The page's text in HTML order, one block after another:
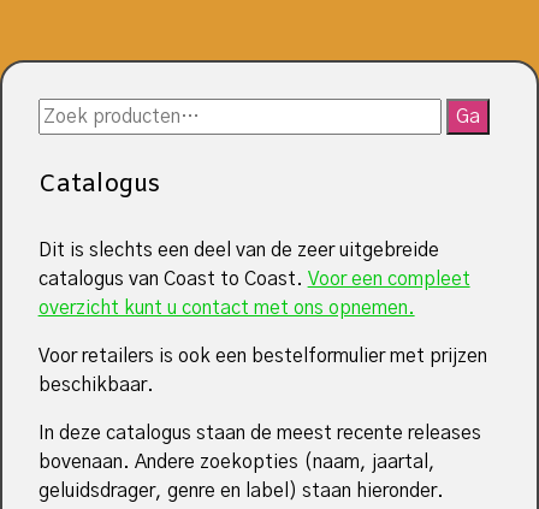
Zoeken
naar:
Ga
Catalogus
Dit is slechts een deel van de zeer uitgebreide
catalogus van Coast to Coast. Voor een compleet
overzicht kunt u contact met ons opnemen.
Voor retailers is ook een bestelformulier met prijzen
beschikbaar.
In deze catalogus staan de meest recente releases
bovenaan. Andere zoekopties (naam, jaartal,
geluidsdrager, genre en label) staan hieronder.